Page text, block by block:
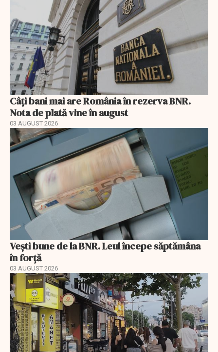
Câți bani mai are România în rezerva BNR.
Nota de plată vine în august
03 AUGUST 2026
Vești bune de la BNR. Leul începe săptămâna
în forță
03 AUGUST 2026